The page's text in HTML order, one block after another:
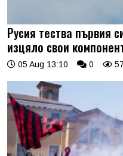
Русия тества първия
изцяло свои
05 Aug 13:10 0